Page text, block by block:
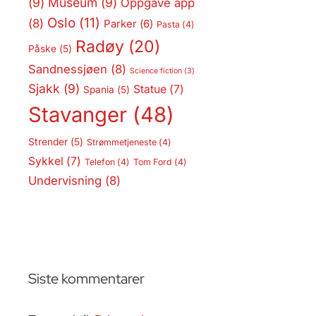
Oppgave app
(8) Oslo(11) Parker(6) Pasta (4)
Påske(5) Radøy(20)
Sandnessjøen (8) Science fiction(3)
Sjakk (9) Spania (5) Statue(7)
Stavanger(48)
Strender(5) Strømmetjeneste(4)
Sykkel (7) Telefon(4) Tom Ford (4)
Undervisning (8)
Siste kommentarer